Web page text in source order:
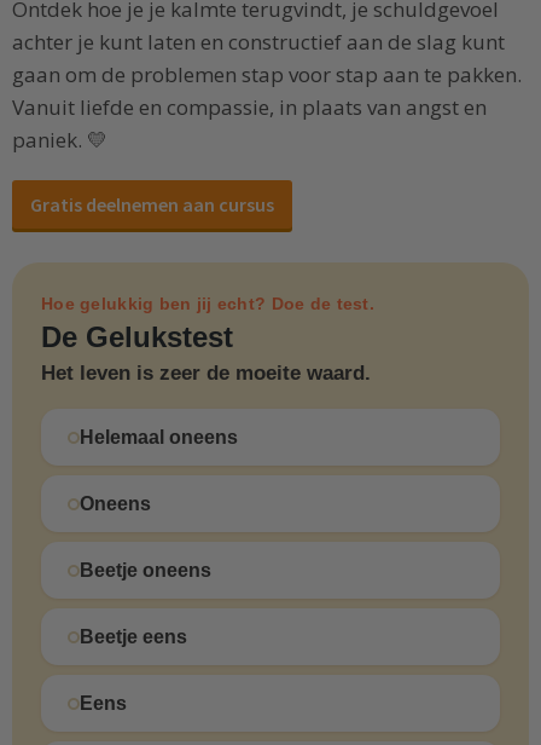
Ontdek hoe je je kalmte terugvindt, je schuldgevoel
achter je kunt laten en constructief aan de slag kunt
gaan om de problemen stap voor stap aan te pakken.
Vanuit liefde en compassie, in plaats van angst en
paniek. 💛
Gratis deelnemen aan cursus
Hoe gelukkig ben jij echt? Doe de test.
De Gelukstest
Het leven is zeer de moeite waard.
Helemaal oneens
Oneens
Beetje oneens
Beetje eens
Eens